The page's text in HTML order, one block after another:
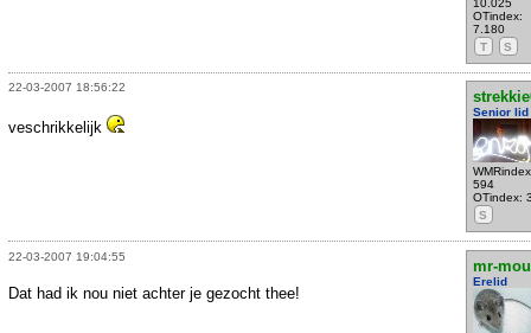
10.025
OTindex:
7.180
T
S
22-03-2007 18:56:22
Senior lid
594
OTindex:
S
veschrikkelijk
22-03-2007 19:04:55
mr-
Erelid
Dat had ik nou niet achter je gezocht thee!